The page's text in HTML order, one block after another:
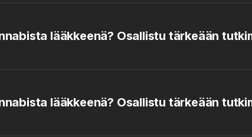
lääkkeenä? Osallistu tärkeään
lääkkeenä? Osallistu tärkeään